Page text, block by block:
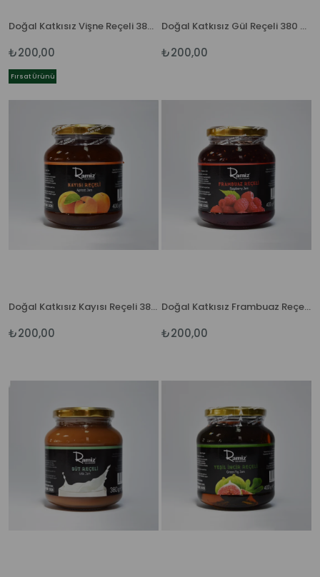
Doğal Katkısız Vişne Reçeli 380 gr.
₺200,00
Doğal Katkısız Gül Reçeli 380 gr.
₺200,00
Doğal Katkısız Kayısı Reçeli 380 gr.
₺200,00
Fırsat Ürünü
Doğal Katkısız Frambuaz Reçeli 380gr.
₺200,00